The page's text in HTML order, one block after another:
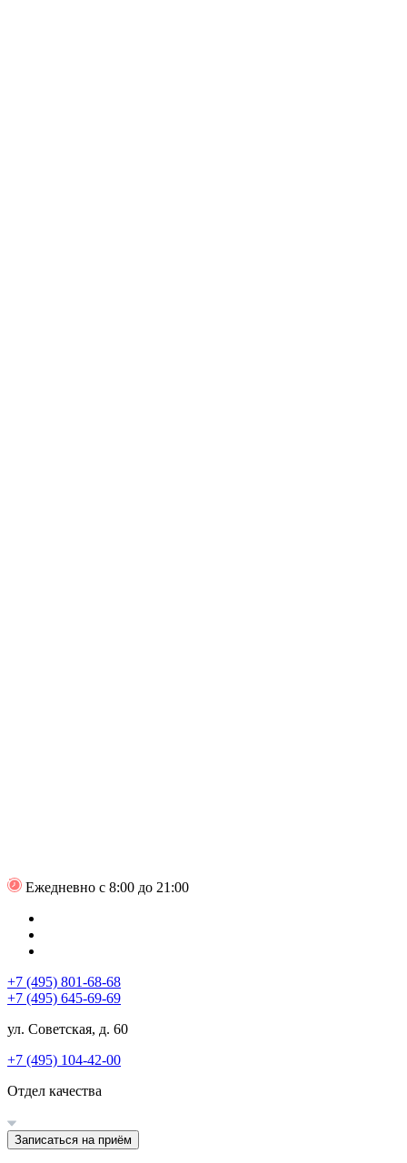
Ежедневно с 8:00 до 21:00
+7 (495) 801-68-68
+7 (495) 645-69-69
ул. Советская, д. 60
+7 (495) 104-42-00
Отдел качества
Записаться на приём